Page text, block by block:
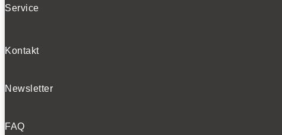
Service
Kontakt
Newsletter
FAQ